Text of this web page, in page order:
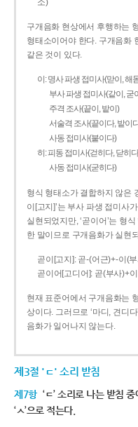
소)
구개음화 현상에서 후행하는
형태소이어야 한다. 구개음화
같은 것이 있다.
이: 명사 파생 접미사(맏이, 해
부사 파생 접미사(같이, 굳
주격 조사(끝이, 밭이)
서술격 조사(끝이다, 밭이
사동 접미사(붙이다)
히: 피동 접미사(걷히다, 닫히
사동 접미사(굳히다)
형식 형태소가 결합하지 않은
이[고지]’는 부사 파생 접미사
실현되었지만, ‘곧이어’는 형
한 말이므로 구개음화가 실현
곧이[고지]: 곧-­(어근)+­-이(
곧이어[고디어]: 곧(부사)+
현재 표준어에서 구개음화는
상이다. 그러므로 ‘마디, 견디
음화가 일어나지 않는다.
제3절 'ㄷ' 소리 받침
제7항 ‘ㄷ’ 소리로 나는 받침
‘ㅅ’으로 적는다.